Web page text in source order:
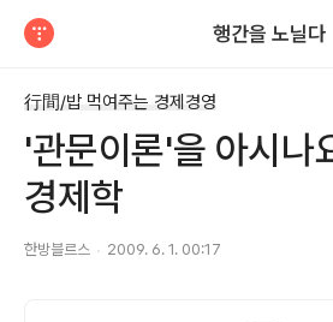
행간을 노닐다
行間/밥 먹여주는 경제경영
'관문이론'을 아시나
경제학
한방블르스 2009. 6. 1. 00:17